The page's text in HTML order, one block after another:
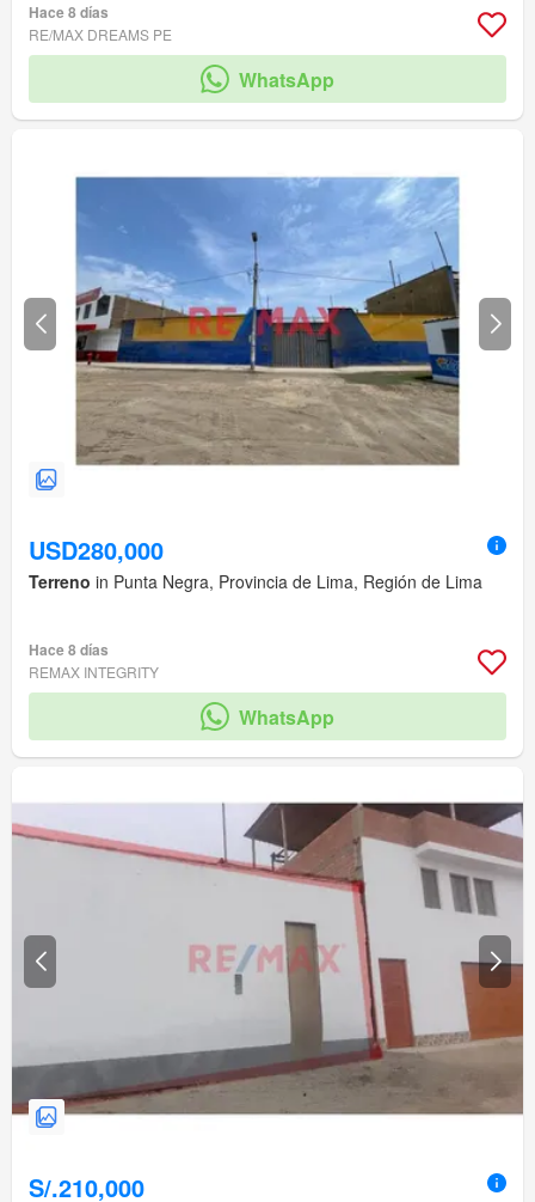
Hace 8 días
RE/MAX DREAMS PE
WhatsApp
USD280,000
Terreno in Punta Negra, Provincia de Lima, Región de Lima
Hace 8 días
REMAX INTEGRITY
WhatsApp
S/.210,000